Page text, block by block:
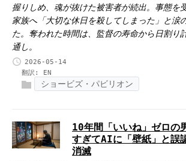
握りしめ、魂が抜けた被害者が続出。事態を
家族へ「大切な休日を殺してしまった」と涙
た。奪われた時間は、監督の寿命から日割り
通し。
2026-05-14
翻訳: EN
ショービズ・パビリオン
10年間「いいね」ゼロの
すぎてAIに「壁紙」と誤
消滅